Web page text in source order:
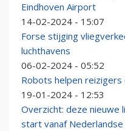
Eindhoven Airport
14-02-2024 - 15:07
Forse stijging
luchthavens
06-02-2024 - 05:52
Robots helpen
19-01-2024 - 12:53
Overzicht: deze nieuwe
start vanaf Nederlandse